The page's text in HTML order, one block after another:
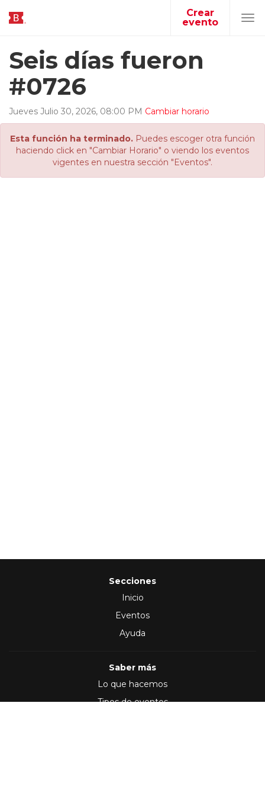
Crear
evento
Seis días fueron
#0726
Jueves Julio 30, 2026, 08:00 PM Cambiar horario
Esta función ha terminado. Puedes escoger otra función
haciendo click en "Cambiar Horario" o viendo los eventos
vigentes en nuestra sección "Eventos".
Secciones
Inicio
Eventos
Ayuda
Saber más
Lo que hacemos
Tipos de eventos